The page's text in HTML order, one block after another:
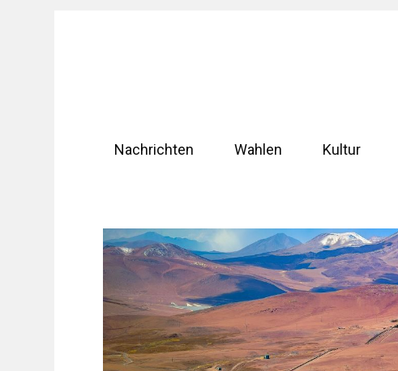
Nachrichten Wahlen Kultur